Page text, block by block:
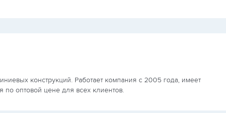
конструкций. Работает компания с 2005 года, имеет
по оптовой цене для всех клиентов.